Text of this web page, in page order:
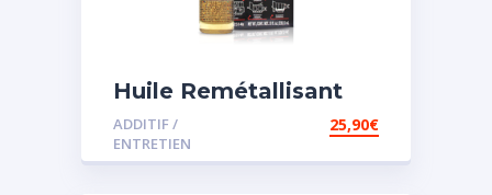
Huile Remétallisant
Moteur SMT2
ADDITIF /
ENTRETIEN
25,90€